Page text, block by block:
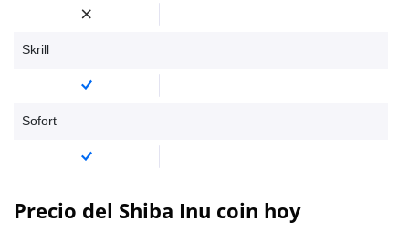
Skrill
Sofort
Precio del Shiba Inu coin hoy